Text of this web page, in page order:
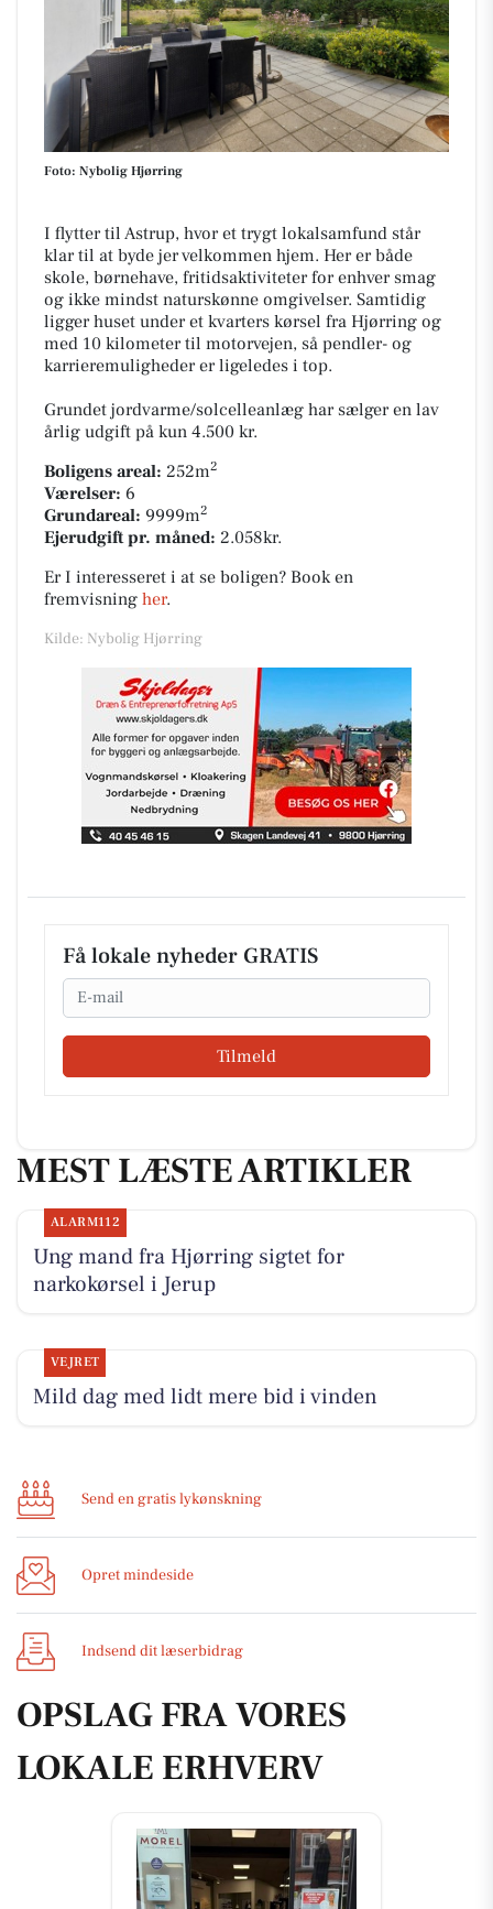
Foto: Nybolig Hjørring
I flytter til Astrup, hvor et trygt lokalsamfund står
klar til at byde jer velkommen hjem. Her er både
skole, børnehave, fritidsaktiviteter for enhver smag
og ikke mindst naturskønne omgivelser. Samtidig
ligger huset under et kvarters kørsel fra Hjørring og
med 10 kilometer til motorvejen, så pendler- og
karrieremuligheder er ligeledes i top.
Grundet jordvarme/solcelleanlæg har sælger en lav
årlig udgift på kun 4.500 kr.
Boligens areal: 252m2
Værelser: 6
Grundareal: 9999m2
Ejerudgift pr. måned: 2.058kr.
Er I interesseret i at se boligen? Book en
fremvisning her.
Kilde: Nybolig Hjørring
Få lokale nyheder GRATIS
Email
Tilmeld
MEST LÆSTE ARTIKLER
ALARM112
Ung mand fra Hjørring sigtet for
narkokørsel i Jerup
VEJRET
Mild dag med lidt mere bid i vinden
Send en gratis lykønskning
Opret mindeside
Indsend dit læserbidrag
OPSLAG FRA VORES
LOKALE ERHVERV